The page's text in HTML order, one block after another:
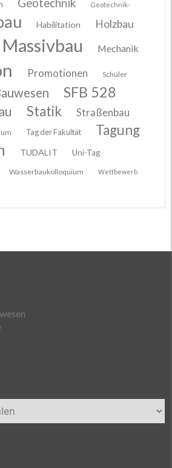
Geotechnik Geotechnik-
Habilitation Holzbau
Massivbau Mechanik
Promotionen Schüler
SFB 528
Statik Straßenbau
Tag der Fakultät Tagung
TUDALIT Uni-Tag
Wasserbaukolloquium Wettbewerb